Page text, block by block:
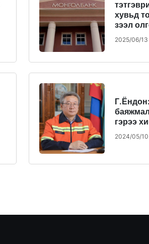
хувьд
зээл
2025/06/13
гэрээ
2024/05/10